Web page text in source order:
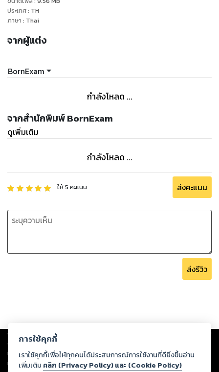
ประเทศ: TH
ภาษา : Thai
จากผู้แต่ง
BornExam
กำลังโหลด ...
จากสำนักพิมพ์ BornExam
ดูเพิ่มเติม
กำลังโหลด ...
ให้5 คะแนน ส่งคะแนน
ส่งรีวิว
Copyright © 2026
ต่อผลงานหรือเนื้อหาใดที่อัปโหลดผ่านเว็บไซต์และปรากฏว่าละเมิดสิทธิใน
ทรัพย์สินทางปัญญาของบุคคลอื่นหรือขัดต่อกฎหมายและศีลธรรม ดังนั้น ผู้อ่าน
ทุกท่านโปรดใช้วิจารณญาณในการกลั่นกรองด้วยตนเอง และหากท่านพบว่าส่วน
การใช้คุกกี้
เราใช้คุกกี้เพื่อให้ทุกคนได้ประสบการณ์การใช้งานที่ดียิ่งขึ้นอ่าน
เพิ่มเติม คลิก (Privacy Policy) และ (Cookie Policy)